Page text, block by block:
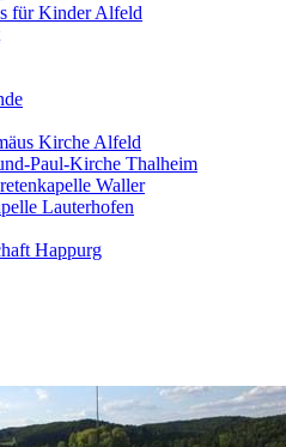
für Kinder Alfeld
Kirche Alfeld
Paul-Kirche Thalheim
Waller
Lauterhofen
Happurg